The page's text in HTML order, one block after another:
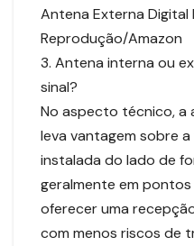
Antena Externa
Reprodução/Amazon
3. Antena interna ou
sinal?
No aspecto técnico, a
leva vantagem sobre
instalada do lado de
geralmente em
oferecer uma
com menos riscos de